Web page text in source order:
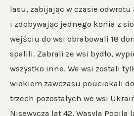
lasu, zabijając w czasie
i zdobywając jednego konia z
wejściu do wsi obrabowali 18
spalili. Zabrali ze wsi bydło,
wszystko inne. We wsi zostali
wiekiem zawczasu pouciekali
trzech pozostałych we wsi
Nisewycza lat 42, Wasyla Popila